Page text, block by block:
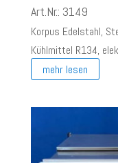
Art.Nr.: 3149
Korpus Edelstahl,
Kühlmittel R134,
mehr lesen